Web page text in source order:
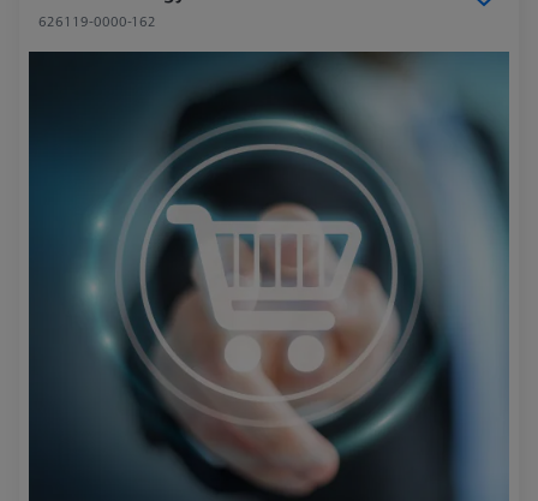
626119-0000-162